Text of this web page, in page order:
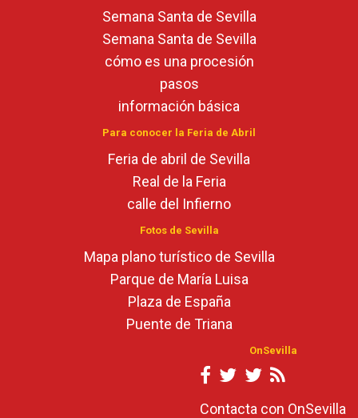
Semana Santa de Sevilla
Semana Santa de Sevilla
cómo es una procesión
pasos
información básica
Para conocer la Feria de Abril
Feria de abril de Sevilla
Real de la Feria
calle del Infierno
Fotos de Sevilla
Mapa plano turístico de Sevilla
Parque de María Luisa
Plaza de España
Puente de Triana
OnSevilla
Contacta con OnSevilla